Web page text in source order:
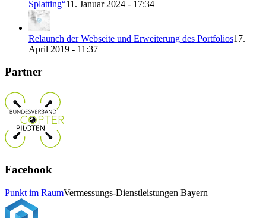
Splatting“11. Januar 2024 - 17:34
Relaunch der Webseite und Erweiterung des Portfolios17.
April 2019 - 11:37
Partner
Facebook
Punkt im RaumVermessungs-Dienstleistungen Bayern